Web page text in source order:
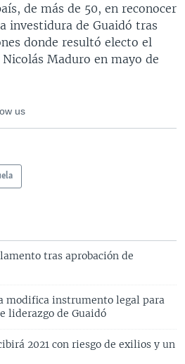
de más de 50, en reconocer
investidura de Guaidó tras
donde resultó electo el
Maduro en mayo de
us
tras aprobación de
modifica instrumento legal para
liderazgo de Guaidó
2021 con riesgo de exilios y un